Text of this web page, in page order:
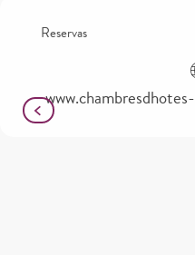
Reservas